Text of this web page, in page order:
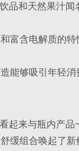
品和天然果汁
富含电解质的
能够吸引年轻
来与瓶内产品
缓组合唤起了